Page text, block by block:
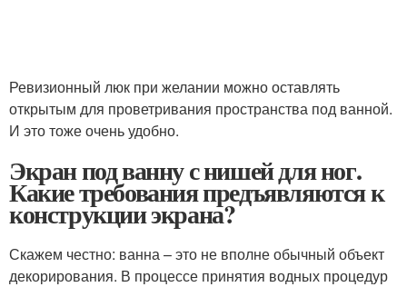
Ревизионный люк при желании можно оставлять
открытым для проветривания пространства под ванной.
И это тоже очень удобно.
Экран под ванну с нишей для ног.
Какие требования предъявляются к
конструкции экрана?
Скажем честно: ванна – это не вполне обычный объект
декорирования. В процессе принятия водных процедур